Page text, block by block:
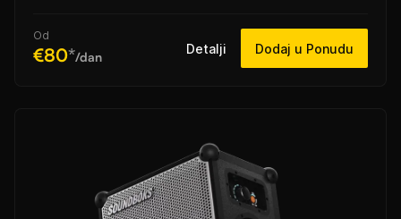
Od
€80*/dan
Detalji Dodaj u Ponudu